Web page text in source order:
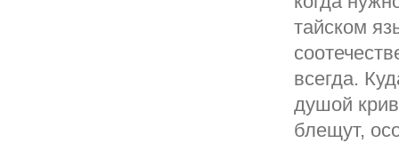
тайском
всегда.
душой
блещут,